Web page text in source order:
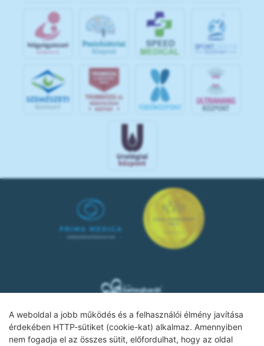
A weboldal a jobb működés és a felhasználói élmény javítása
érdekében HTTP-sütiket (cookie-kat) alkalmaz. Amennyiben
nem fogadja el az összes sütit, előfordulhat, hogy az oldal
SPOR